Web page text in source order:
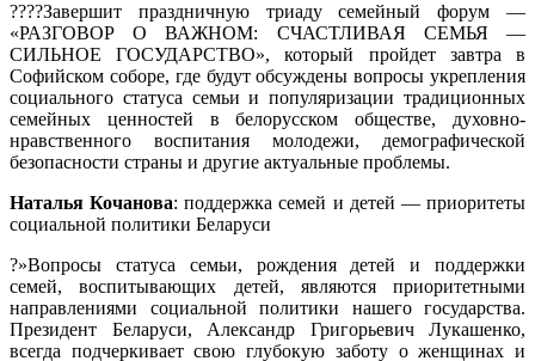
?‍?‍?‍?Завершит праздничную триаду семейный форум —
«РАЗГОВОР О ВАЖНОМ: СЧАСТЛИВАЯ СЕМЬЯ —
СИЛЬНОЕ ГОСУДАРСТВО», который пройдет завтра в
Софийском соборе, где будут обсуждены вопросы укрепления
социального статуса семьи и популяризации традиционных
семейных ценностей в белорусском обществе, духовно-
нравственного воспитания молодежи, демографической
безопасности страны и другие актуальные проблемы.
Наталья Кочанова: поддержка семей и детей — приоритеты
социальной политики Беларуси
?»Вопросы статуса семьи, рождения детей и поддержки
семей, воспитывающих детей, являются приоритетными
направлениями социальной политики нашего государства.
Президент Беларуси, Александр Григорьевич Лукашенко,
всегда подчеркивает свою глубокую заботу о женщинах и